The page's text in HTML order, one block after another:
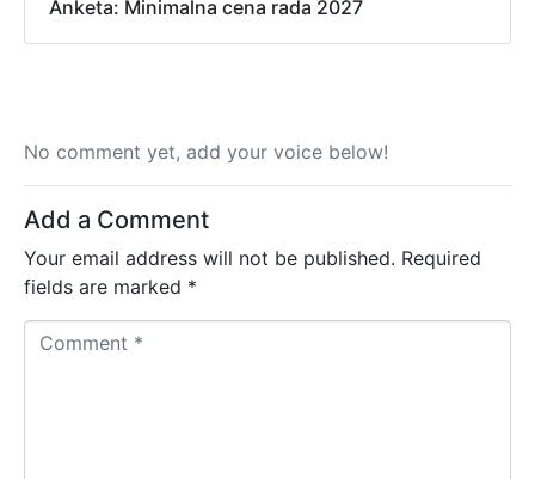
Anketa: Minimalna cena rada 2027
No comment yet, add your voice below!
Add a Comment
Your email address will not be published. Required
fields are marked *